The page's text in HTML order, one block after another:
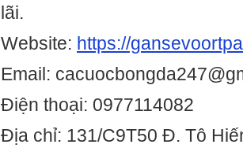
lãi.
Website: https://
Email:
Điện thoại: 0977114082
Địa chỉ: 131/C9T50 Đ. Tô